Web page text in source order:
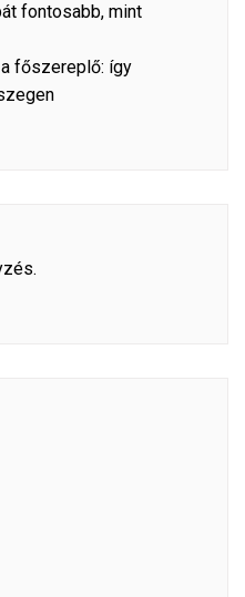
fontosabb, mint
főszereplő: így